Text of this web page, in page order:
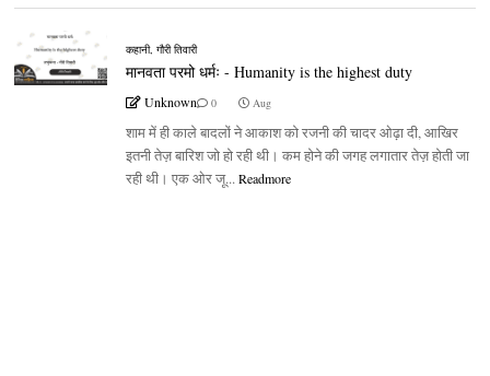
कहानी, गौरी तिवारी
मानवता परमो धर्मः - Humanity is the highest duty
Unknown 0 Aug
शाम में ही काले बादलों ने आकाश को रजनी की चादर ओढ़ा दी, आखिर
इतनी तेज़ बारिश जो हो रही थी। कम होने की जगह लगातार तेज़ होती जा
रही थी। एक ओर जू... Readmore